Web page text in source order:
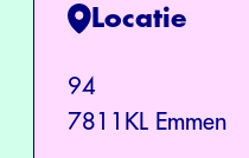
Locatie
94
7811KL Emmen